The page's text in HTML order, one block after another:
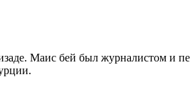
Маис бей был журналистом и